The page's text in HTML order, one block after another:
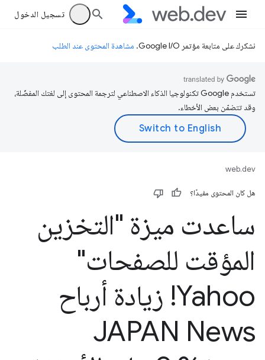
تسجيل الدخول
نشكرك على متابعة مؤتمر Google I/O. مشاهدة المحتوى عند الطلب
تستخدم Google تكنولوجيا الذكاء الاصطناعي لترجمة المحتوى إلى لغتك المفضّلة،
وقد تتضمّن بعض الأخطاء.
web.dev
هل كان المحتوى مفيدًا؟
ساعدت ميزة "التخزين
المؤقت للصفحات"
Yahoo! زيادة أرباح
JAPAN News